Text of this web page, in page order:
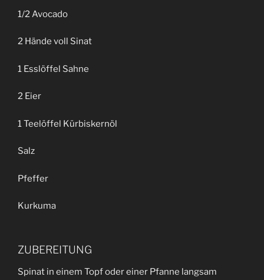
1/2 Avocado
2 Hände voll Sinat
1 Esslöffel Sahne
2 Eier
1 Teelöffel Kürbiskernöl
Salz
Pfeffer
Kurkuma
ZUBEREITUNG
Spinat in einem Topf oder einer Pfanne langsam